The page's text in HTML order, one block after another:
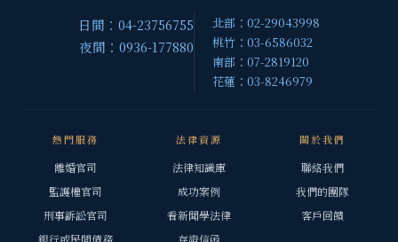
日間：04-23756755
夜間：0936-177880
北部：02-29043998
桃竹：03-6586032
南部：07-2819120
花蓮：03-8246979
熱門服務
離婚官司
監護權官司
刑事訴訟官司
銀行或民間債務
法律資源
法律知識庫
成功案例
看新聞學法律
存證信函
關於我們
聯絡我們
我們的團隊
客戶回饋